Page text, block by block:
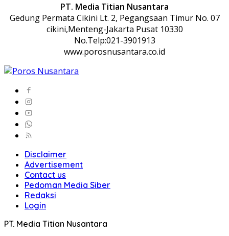
PT. Media Titian Nusantara
Gedung Permata Cikini Lt. 2, Pegangsaan Timur No. 07
cikini,Menteng-Jakarta Pusat 10330
No.Telp:021-3901913
www.porosnusantara.co.id
Disclaimer
Advertisement
Contact us
Pedoman Media Siber
Redaksi
Login
PT. Media Titian Nusantara